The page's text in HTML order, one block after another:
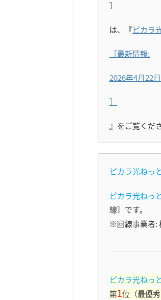
］
は、『ピカラ
［最新情報:
2026年4月22
］
』をご覧くだ
ピカラ光ねっと
ピカラ光ねっと
線］ です。
※回線事業者:
ピカラ光ねっと
第1位（最優